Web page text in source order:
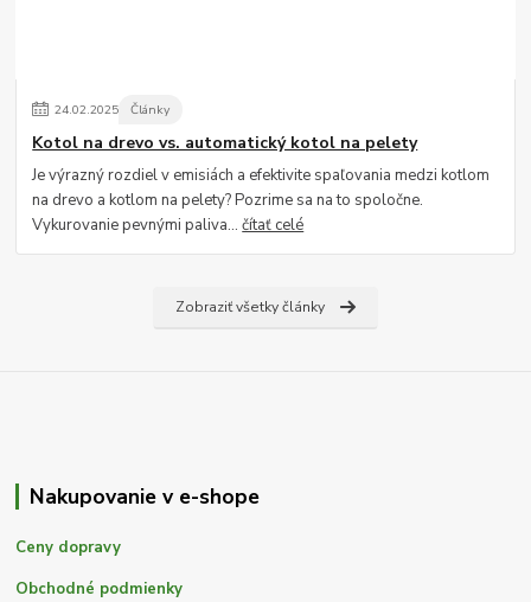
24.02.2025 Články
Kotol na drevo vs. automatický kotol na pelety
Je výrazný rozdiel v emisiách a efektivite spaľovania medzi kotlom
na drevo a kotlom na pelety? Pozrime sa na to spoločne.
Vykurovanie pevnými paliva...čítať celé
Zobraziť všetky články
Nakupovanie v e-shope
Ceny dopravy
Obchodné podmienky